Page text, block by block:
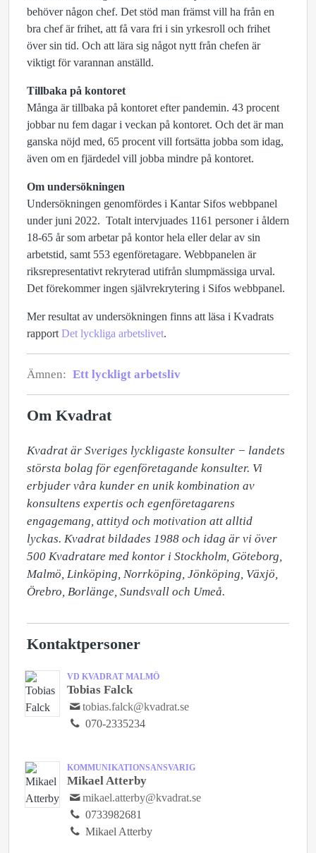
behöver någon chef. Det stöd man främst vill ha från en
bra chef är frihet, att få vara fri i sin yrkesroll och frihet
över sin tid. Och att lära sig något nytt från chefen är
viktigt för varannan anställd.
Tillbaka på kontoret
Många är tillbaka på kontoret efter pandemin. 43 procent
jobbar nu fem dagar i veckan på kontoret. Och det är man
ganska nöjd med, 65 procent vill fortsätta jobba som idag,
även om en fjärdedel vill jobba mindre på kontoret.
Om undersökningen
Undersökningen genomfördes i Kantar Sifos webbpanel
under juni 2022. Totalt intervjuades 1161 personer i åldern
18-65 år som arbetar på kontor hela eller delar av sin
arbetstid, samt 553 egenföretagare. Webbpanelen är
riksrepresentativt rekryterad utifrån slumpmässiga urval.
Det förekommer ingen självrekrytering i Sifos webbpanel.
Mer resultat av undersökningen finns att läsa i Kvadrats
rapport Det lyckliga arbetslivet.
Ämnen: Ett lyckligt arbetsliv
Om Kvadrat
Kvadrat är Sveriges lyckligaste konsulter − landets
största bolag för egenföretagande konsulter. Vi
erbjuder våra kunder en unik kombination av
konsultens expertis och egenföretagarens
engagemang, attityd och motivation att alltid
lyckas. Kvadrat bildades 1988 och idag är vi över
500 Kvadratare med kontor i Stockholm, Göteborg,
Malmö, Linköping, Norrköping, Jönköping, Växjö,
Örebro, Borlänge, Sundsvall och Umeå.
Kontaktpersoner
VD KVADRAT MALMÖ
Tobias Falck
tobias.falck@kvadrat.se
070-2335234
KOMMUNIKATIONSANSVARIG
Mikael Atterby
mikael.atterby@kvadrat.se
0733982681
Mikael Atterby